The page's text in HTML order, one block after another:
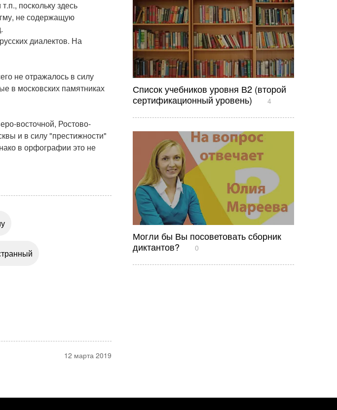
поскольку здесь
не содержащую
диалектов. На
не отражалось в силу
в московских памятниках
восточной, Ростово-
и в силу "престижности"
в орфографии это не
12 марта 2019
Список учебников уровня В2 (второй
сертификационный уровень)
4
Могли бы Вы посоветовать сборник
диктантов?
0